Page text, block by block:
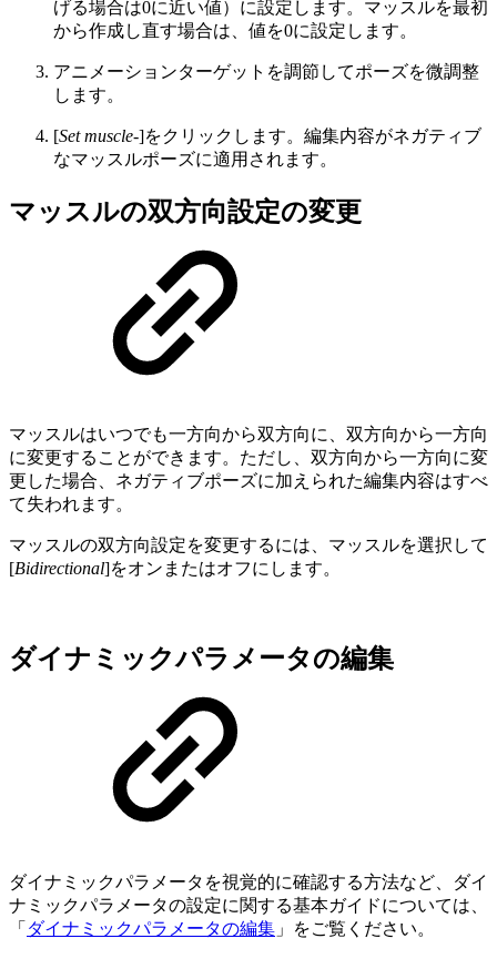
げる場合は0に近い値）に設定します。マッスルを最初
から作成し直す場合は、値を0に設定します。
アニメーションターゲットを調節してポーズを微調整
します。
[Set muscle-]をクリックします。編集内容がネガティブ
なマッスルポーズに適用されます。
マッスルの双方向設定の変更
マッスルはいつでも一方向から双方向に、双方向から一方向
に変更することができます。ただし、双方向から一方向に変
更した場合、ネガティブポーズに加えられた編集内容はすべ
て失われます。
マッスルの双方向設定を変更するには、マッスルを選択して
[Bidirectional]をオンまたはオフにします。
ダイナミックパラメータの編集
ダイナミックパラメータを視覚的に確認する方法など、ダイ
ナミックパラメータの設定に関する基本ガイドについては、
「 ダイナミックパラメータの編集 」をご覧ください。